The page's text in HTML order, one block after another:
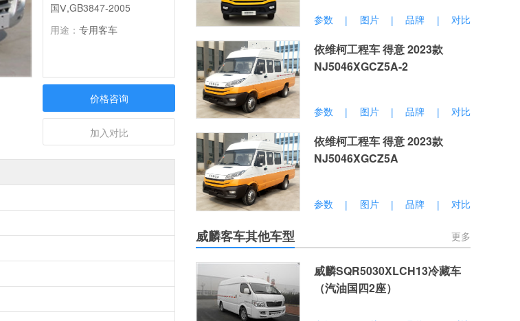
国Ⅴ,GB3847-2005
用途： 专用客车
价格咨询
加入对比
参数 | 图片 | 品牌 | 对比
依维柯工程车 得意 2023款
NJ5046XGCZ5A-2
参数 | 图片 | 品牌 | 对比
依维柯工程车 得意 2023款
NJ5046XGCZ5A
参数 | 图片 | 品牌 | 对比
威麟客车其他车型 更多
威麟SQR5030XLCH13冷藏车
（汽油国四2座）